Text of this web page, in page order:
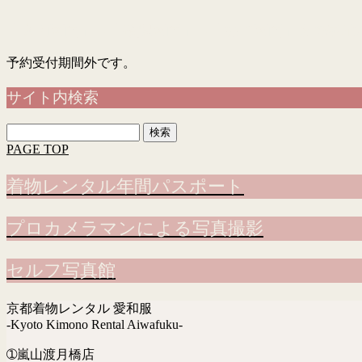
予約受付期間外です。
サイト内検索
索:
PAGE TOP
着物レンタル年間パスポート
プロカメラマンによる写真撮影
セルフ写真館
京都着物レンタル 愛和服
-Kyoto Kimono Rental Aiwafuku-
➀嵐山渡月橋店